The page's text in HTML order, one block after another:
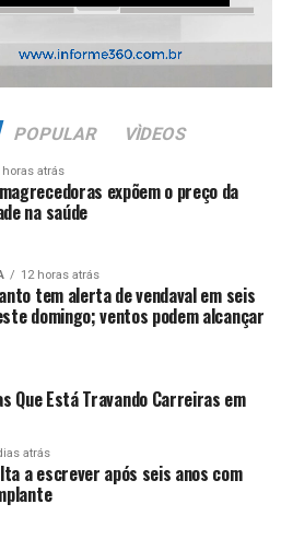
POPULAR VÌDEOS
horas atrás
expõem o preço da
na saúde
12 horas atrás
tem alerta de vendaval em seis
domingo; ventos podem alcançar
Que Está Travando Carreiras em
atrás
a escrever após seis anos com